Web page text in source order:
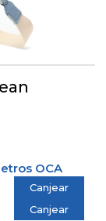
OCA
Canjear
Canjear